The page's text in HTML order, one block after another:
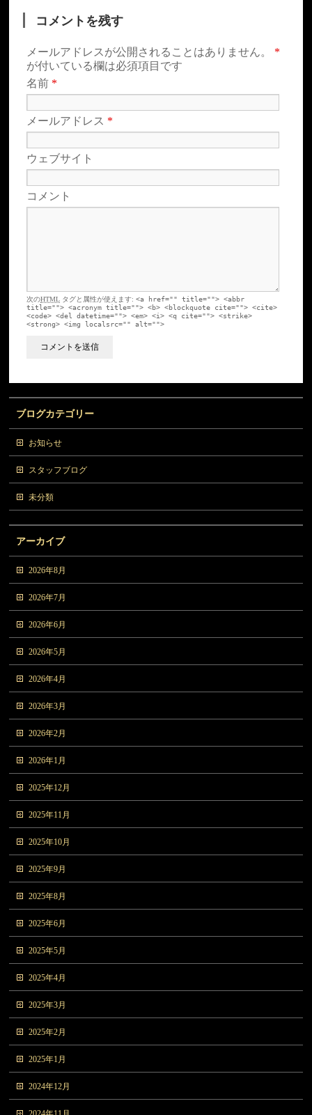
コメントを残す
メールアドレスが公開されることはありません。 *
が付いている欄は必須項目です
名前 *
メールアドレス *
ウェブサイト
コメント
次のHTML タグと属性が使えます:<a href="" title=""> <abbr
title=""> <acronym title=""> <b> <blockquote cite=""> <cite>
<code> <del datetime=""> <em> <i> <q cite=""> <strike>
<strong> <img localsrc="" alt="">
ブログカテゴリー
お知らせ
スタッフブログ
未分類
アーカイブ
2026年8月
2026年7月
2026年6月
2026年5月
2026年4月
2026年3月
2026年2月
2026年1月
2025年12月
2025年11月
2025年10月
2025年9月
2025年8月
2025年6月
2025年5月
2025年4月
2025年3月
2025年2月
2025年1月
2024年12月